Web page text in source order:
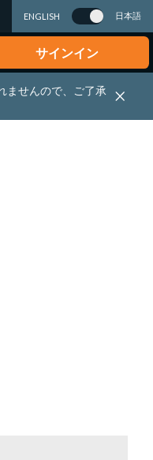
ENGLISH 日本語
サインイン
ませんので、ご了承